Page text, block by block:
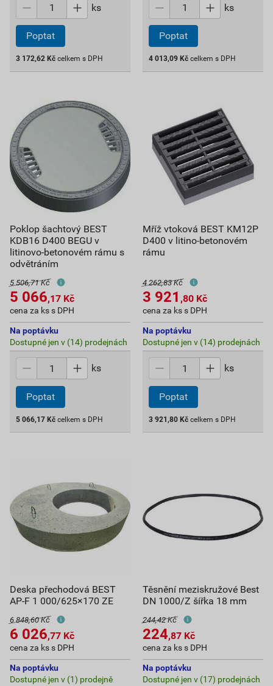
ks
Poptat
3 172,62 Kč celkem s DPH
ks
Poptat
4 013,09 Kč celkem s DPH
Poklop šachtový BEST
KDB16 D400 BEGU v
litinovo-betonovém rámu s
odvětráním
5 506,71 Kč
5 066,17 Kč
cena za ks s DPH
Na poptávku
Dostupné jen v (14) prodejnách
ks
Poptat
5 066,17 Kč celkem s DPH
Mříž vtoková BEST KM12P
D400 v litino-betonovém
rámu
4 262,83 Kč
3 921 ,80 Kč
cena za ks s DPH
Na poptávku
Dostupné jen v (14) prodejnách
ks
Poptat
3 921,80 Kč celkem s DPH
Deska přechodová BEST
AP-F 1 000/625×170 ZE
6 848,60 Kč
6 026,77 Kč
cena za ks s DPH
Na poptávku
Dostupné jen v (1) prodejně
Těsnění meziskružové Best
DN 1000/Z šířka 18 mm
244,42 Kč
224,87 Kč
cena za ks s DPH
Na poptávku
Dostupné jen v (17) prodejnách